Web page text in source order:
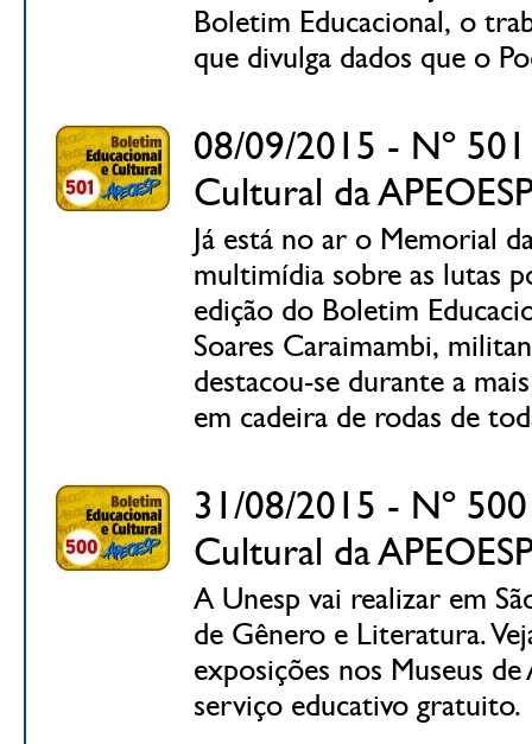
Boletim Educacional, o
que divulga dados que o
08/09/2015 - Nº
Cultural da
Já está no ar o Memorial
multimídia sobre as lutas
edição do Boletim
Soares Caraimambi,
destacou-se durante a
em cadeira de rodas de
31/08/2015 - Nº
Cultural da
A Unesp vai realizar em
de Gênero e Literatura.
exposições nos Museus
serviço educativo gratuito.